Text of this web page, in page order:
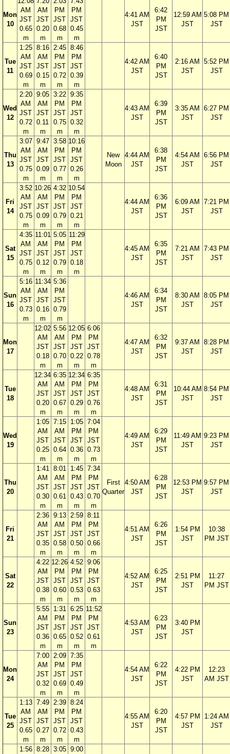
Mon
10
AM
JST
0.65
m
AM
JST
0.20
m
PM
JST
0.68
m
PM
JST
0.45
m
4:41 AM
JST
6:42
PM
JST
12:59 AM
JST
5:08 PM
JST
Tue
11
1:25
AM
JST
0.69
m
8:16
AM
JST
0.15
m
2:45
PM
JST
0.72
m
8:46
PM
JST
0.39
m
4:42 AM
JST
6:40
PM
JST
2:16 AM
JST
5:52 PM
JST
Wed
12
2:20
AM
JST
0.72
m
9:05
AM
JST
0.11
m
3:22
PM
JST
0.75
m
9:35
PM
JST
0.32
m
4:43 AM
JST
6:39
PM
JST
3:35 AM
JST
6:27 PM
JST
Thu
13
3:07
AM
JST
0.75
m
9:47
AM
JST
0.09
m
3:58
PM
JST
0.77
m
10:16
PM
JST
0.26
m
New
Moon
4:44 AM
JST
6:38
PM
JST
4:54 AM
JST
6:56 PM
JST
Fri
14
3:52
AM
JST
0.75
m
10:26
AM
JST
0.09
m
4:32
PM
JST
0.79
m
10:54
PM
JST
0.21
m
4:44 AM
JST
6:36
PM
JST
6:09 AM
JST
7:21 PM
JST
Sat
15
4:35
AM
JST
0.75
m
11:01
AM
JST
0.12
m
5:05
PM
JST
0.79
m
11:29
PM
JST
0.18
m
4:45 AM
JST
6:35
PM
JST
7:21 AM
JST
7:43 PM
JST
Sun
16
5:16
AM
JST
0.73
m
11:34
AM
JST
0.16
m
5:36
PM
JST
0.79
m
4:46 AM
JST
6:34
PM
JST
8:30 AM
JST
8:05 PM
JST
Mon
17
12:02
AM
JST
0.18
m
5:56
AM
JST
0.70
m
12:05
PM
JST
0.22
m
6:06
PM
JST
0.78
m
4:47 AM
JST
6:32
PM
JST
9:37 AM
JST
8:28 PM
JST
Tue
18
12:34
AM
JST
0.20
m
6:35
AM
JST
0.67
m
12:34
PM
JST
0.29
m
6:35
PM
JST
0.76
m
4:48 AM
JST
6:31
PM
JST
10:44 AM
JST
8:54 PM
JST
Wed
19
1:05
AM
JST
0.25
m
7:15
AM
JST
0.64
m
1:05
PM
JST
0.36
m
7:04
PM
JST
0.73
m
4:49 AM
JST
6:29
PM
JST
11:49 AM
JST
9:23 PM
JST
Thu
20
1:41
AM
JST
0.30
m
8:01
AM
JST
0.61
m
1:45
PM
JST
0.43
m
7:34
PM
JST
0.70
m
First
Quarter
4:50 AM
JST
6:28
PM
JST
12:53 PM
JST
9:57 PM
JST
Fri
21
2:36
AM
JST
0.35
m
9:13
AM
JST
0.58
m
2:59
PM
JST
0.50
m
8:11
PM
JST
0.66
m
4:51 AM
JST
6:26
PM
JST
1:54 PM
JST
10:38
PM JST
Sat
22
4:22
AM
JST
0.38
m
12:26
PM
JST
0.60
m
4:52
PM
JST
0.53
m
9:06
PM
JST
0.63
m
4:52 AM
JST
6:25
PM
JST
2:51 PM
JST
11:27
PM JST
Sun
23
5:55
AM
JST
0.36
m
1:31
PM
JST
0.65
m
6:25
PM
JST
0.52
m
11:52
PM
JST
0.61
m
4:53 AM
JST
6:23
PM
JST
3:40 PM
JST
Mon
24
7:00
AM
JST
0.32
m
2:09
PM
JST
0.69
m
7:35
PM
JST
0.49
m
4:54 AM
JST
6:22
PM
JST
4:22 PM
JST
12:23
AM JST
Tue
25
1:13
AM
JST
0.65
m
7:49
AM
JST
0.27
m
2:39
PM
JST
0.72
m
8:24
PM
JST
0.43
m
4:55 AM
JST
6:20
PM
JST
4:57 PM
JST
1:24 AM
JST
1:56 8:28 3:05 9:00